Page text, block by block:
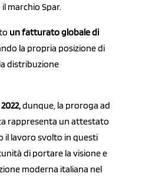
marchio Spar.
un fatturato globale di
la propria posizione di
distribuzione
dunque, la proroga ad
rappresenta un attestato
il lavoro svolto in questi
di portare la visione e
moderna italiana nel